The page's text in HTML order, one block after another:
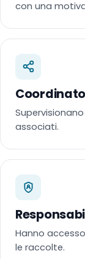
con una
associati.
Hanno
le raccolte.